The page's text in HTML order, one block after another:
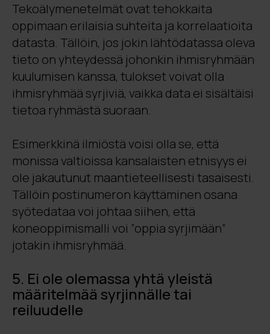
Tekoälymenetelmät ovat tehokkaita
oppimaan erilaisia suhteita ja korrelaatioita
datasta. Tällöin, jos jokin lähtödatassa oleva
tieto on yhteydessä johonkin ihmisryhmään
kuulumisen kanssa, tulokset voivat olla
ihmisryhmää syrjiviä, vaikka data ei sisältäisi
tietoa ryhmästä suoraan.
Esimerkkinä ilmiöstä voisi olla se, että
monissa valtioissa kansalaisten etnisyys ei
ole jakautunut maantieteellisesti tasaisesti.
Tällöin postinumeron käyttäminen osana
syötedataa voi johtaa siihen, että
koneoppimismalli voi ”oppia syrjimään”
jotakin ihmisryhmää.
5. Ei ole olemassa yhtä yleistä
määritelmää syrjinnälle tai
reiluudelle